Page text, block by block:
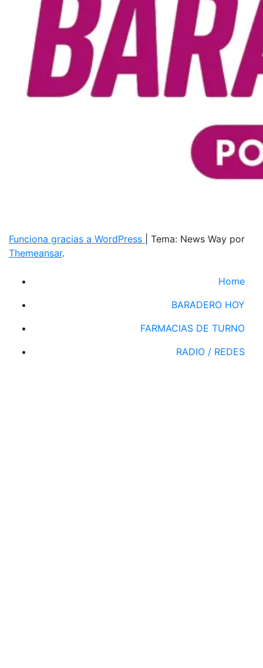
Funciona gracias a WordPress
Tema: News Way por
Themeansar.
Home
BARADERO HOY
FARMACIAS DE TURNO
RADIO / REDES